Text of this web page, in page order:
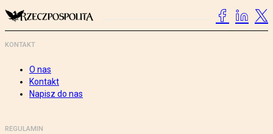
KONTAKT
O nas
Kontakt
Napisz do nas
REGULAMIN